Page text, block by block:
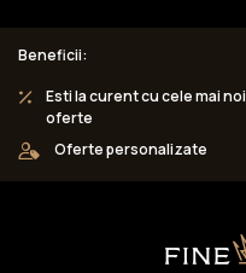
Beneficii:
Esti la curent cu cele mai noi
oferte
Oferte personalizate